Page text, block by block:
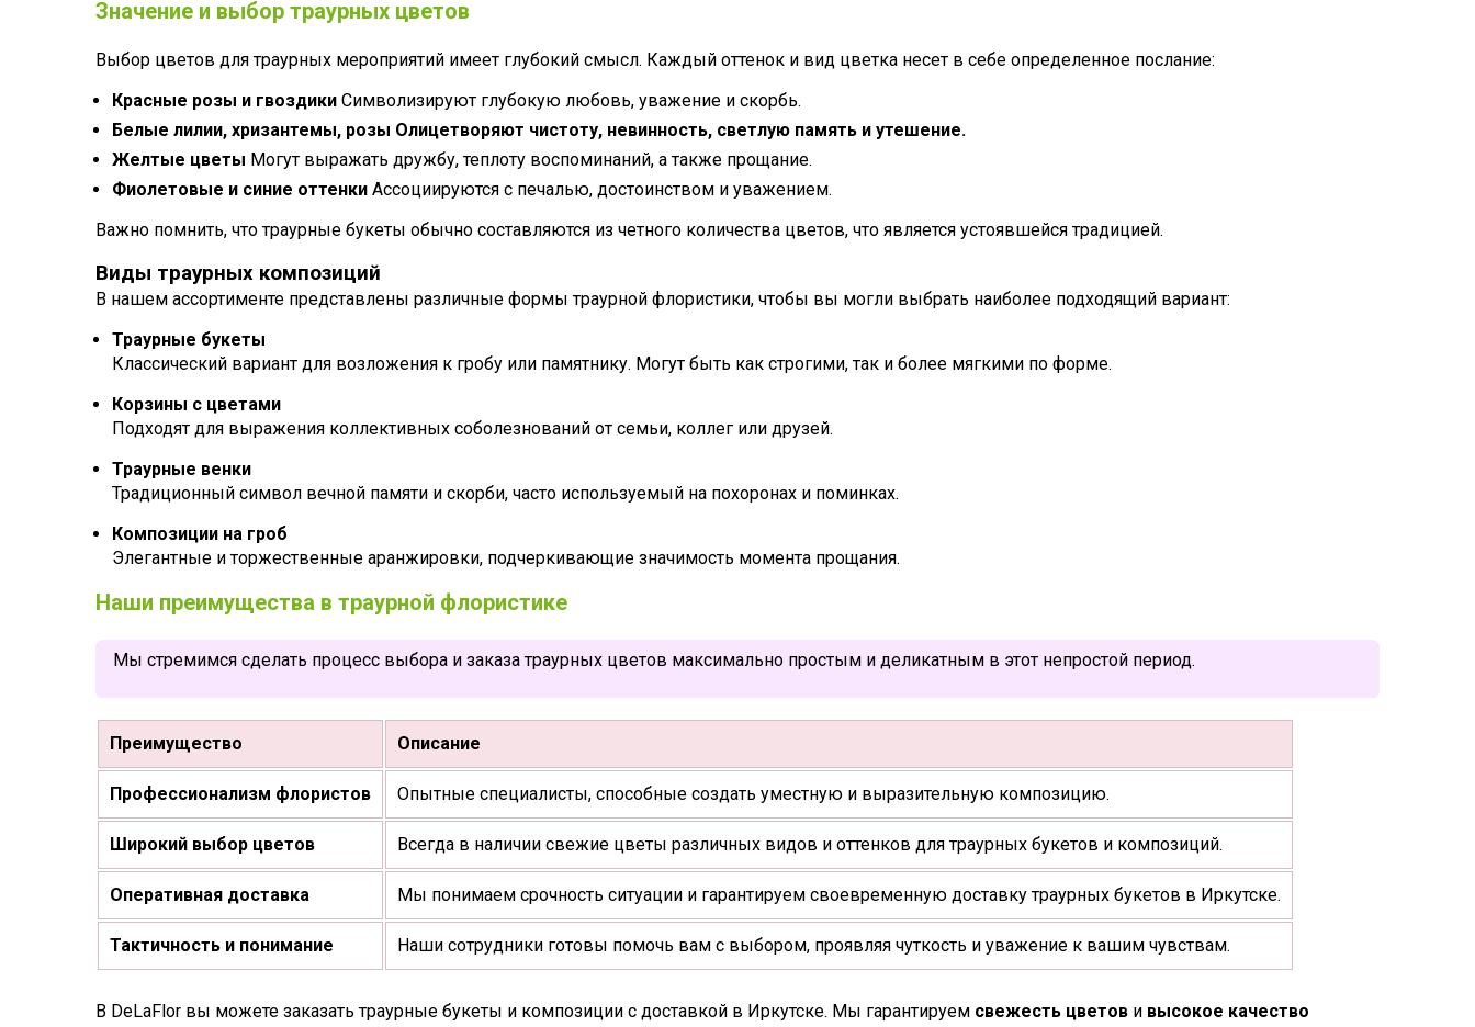
Значение и выбор траурных цветов
Выбор цветов для траурных мероприятий имеет глубокий смысл. Каждый оттенок и вид цветка несет в себе определенное послание:
Красные розы и гвоздики Символизируют глубокую любовь, уважение и скорбь.
Белые лилии, хризантемы, розы Олицетворяют чистоту, невинность, светлую память и утешение.
Желтые цветы Могут выражать дружбу, теплоту воспоминаний, а также прощание.
Фиолетовые и синие оттенки Ассоциируются с печалью, достоинством и уважением.
Важно помнить, что траурные букеты обычно составляются из четного количества цветов, что является устоявшейся традицией.
Виды траурных композиций
В нашем ассортименте представлены различные формы траурной флористики, чтобы вы могли выбрать наиболее подходящий вариант:
Траурные букеты
Классический вариант для возложения к гробу или памятнику. Могут быть как строгими, так и более мягкими по форме.
Корзины с цветами
Подходят для выражения коллективных соболезнований от семьи, коллег или друзей.
Траурные венки
Традиционный символ вечной памяти и скорби, часто используемый на похоронах и поминках.
Композиции на гроб
Элегантные и торжественные аранжировки, подчеркивающие значимость момента прощания.
Наши преимущества в траурной флористике
Мы стремимся сделать процесс выбора и заказа траурных цветов максимально простым и деликатным в этот непростой период.
Преимущество Описание
Профессионализм флористов Опытные специалисты, способные создать уместную и выразительную композицию.
Широкий выбор цветов Всегда в наличии свежие цветы различных видов и оттенков для траурных букетов и композиций.
Оперативная доставка Мы понимаем срочность ситуации и гарантируем своевременную доставку траурных букетов в Иркутске.
Тактичность и понимание Наши сотрудники готовы помочь вам с выбором, проявляя чуткость и уважение к вашим чувствам.
В DeLaFlor вы можете заказать траурные букеты и композиции с доставкой в Иркутске. Мы гарантируем свежесть цветов и высокое качество